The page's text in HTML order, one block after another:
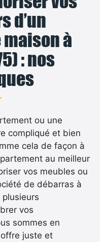
d’un
à
: nos
ou une
compliqué et bien
cela de façon à
au meilleur
vos meubles ou
de débarras à
plusieurs
vos
sommes en
juste et